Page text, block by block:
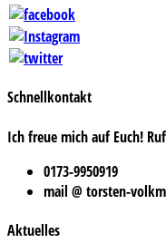
Schnellkontakt
Ich freue mich auf Euch!
0173-9950919
mail @ torsten-
Aktuelles